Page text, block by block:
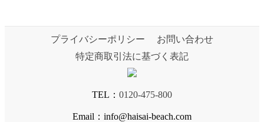
プライバシーポリシー
お問い合わせ
特定商取引法に基づく表記
TEL： 0120-475-800
Email：info@haisai-beach.com